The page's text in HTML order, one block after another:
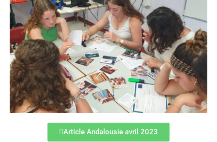
Article Andalousie avril 2023